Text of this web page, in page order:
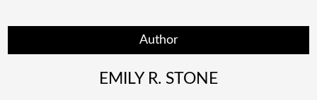
Author
EMILY R. STONE